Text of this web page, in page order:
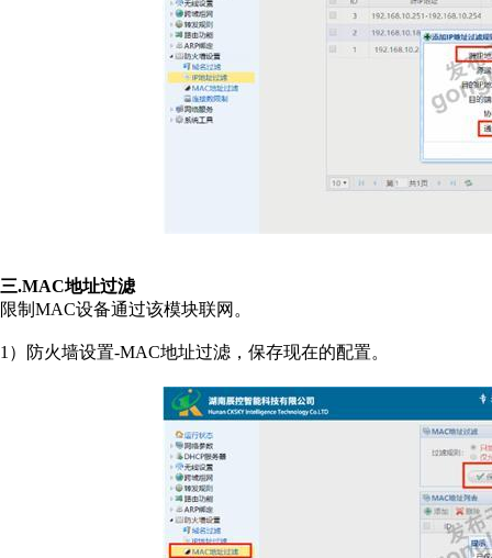
三.MAC地址过滤
限制MAC设备通过该模块联网。
1）防火墙设置-MAC地址过滤，保存现在的配置。